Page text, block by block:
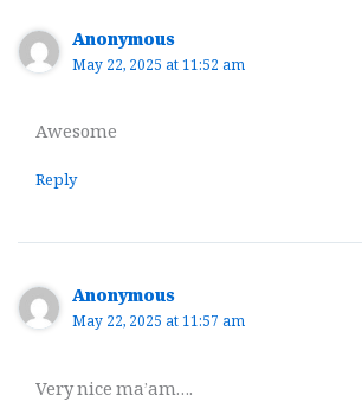
Anonymous
May 22, 2025 at 11:52 am
Awesome
Reply
Anonymous
May 22, 2025 at 11:57 am
Very nice ma’am….